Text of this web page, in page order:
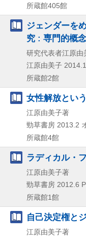
所蔵館405館
ジェンダーを
究 : 専門的概
研究代表者江原由
江原由美子
所蔵館2館
女性解放とい
江原由美子著
勁草書房 2013.2
所蔵館4館
ラディカル・
江原由美子著
勁草書房 2012.6
所蔵館1館
自己決定権と
江原由美子著